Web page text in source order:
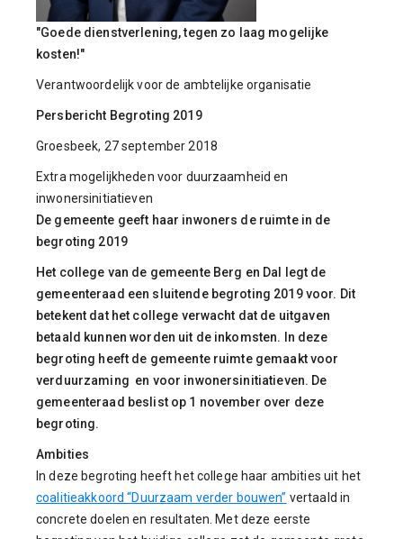
"Goede dienstverlening, tegen zo laag mogelijke
kosten!"
Verantwoordelijk voor de ambtelijke organisatie
Persbericht Begroting 2019
Groesbeek, 27 september 2018
Extra mogelijkheden voor duurzaamheid en
inwonersinitiatieven
De gemeente geeft haar inwoners de ruimte in de
begroting 2019
Het college van de gemeente Berg en Dal legt de
gemeenteraad een sluitende begroting 2019 voor. Dit
betekent dat het college verwacht dat de uitgaven
betaald kunnen worden uit de inkomsten. In deze
begroting heeft de gemeente ruimte gemaakt voor
verduurzaming en voor inwonersinitiatieven. De
gemeenteraad beslist op 1 november over deze
begroting.
Ambities
In deze begroting heeft het college haar ambities uit het
coalitieakkoord “Duurzaam verder bouwen” vertaald in
concrete doelen en resultaten. Met deze eerste